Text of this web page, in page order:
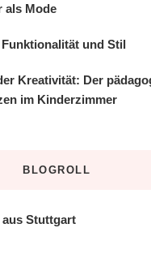
als Mode
und Stil
Kreativität: Der
im Kinderzimmer
BLOGROLL
Stuttgart